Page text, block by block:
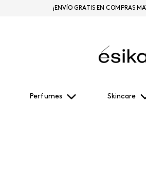
Perfumes Skincare
¡ENVÍO GRATIS EN COMPRAS